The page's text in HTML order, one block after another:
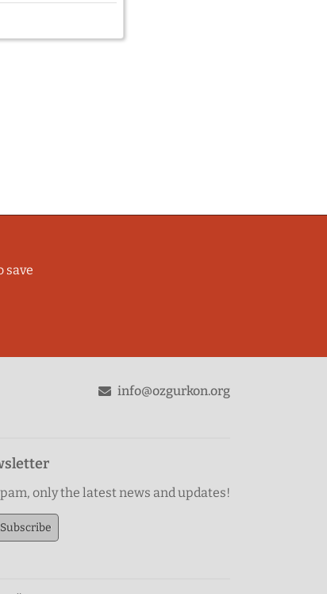
save
info@ozgurkon.org
only the latest news and updates!
Subscribe